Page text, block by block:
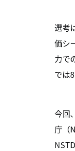
選考
価シ
力で
では
今回
庁（